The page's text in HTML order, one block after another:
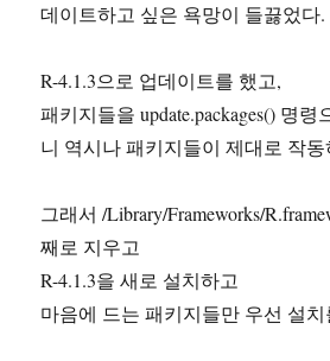
데이트하고 싶은 욕망이 들끓었다.
R-4.1.3으로 업데이트를 했고,
패키지들을 update.packages() 명
니 역시나 패키지들이 제대로 작
그래서 /Library/Frameworks/
째로 지우고
R-4.1.3을 새로 설치하고
마음에 드는 패키지들만 우선 설